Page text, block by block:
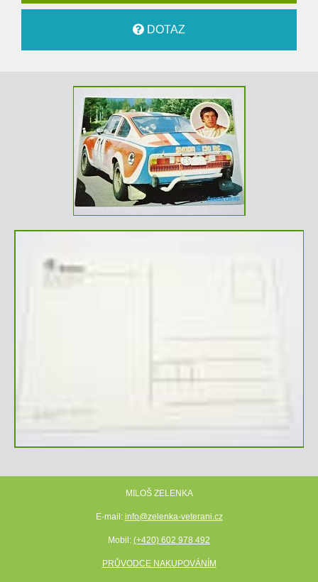
DOTAZ
MILOŠ ZELENKA
E-mail: info@zelenka-veterani.cz
Mobil: (+420) 602 978 492
PRŮVODCE NAKUPOVÁNÍM